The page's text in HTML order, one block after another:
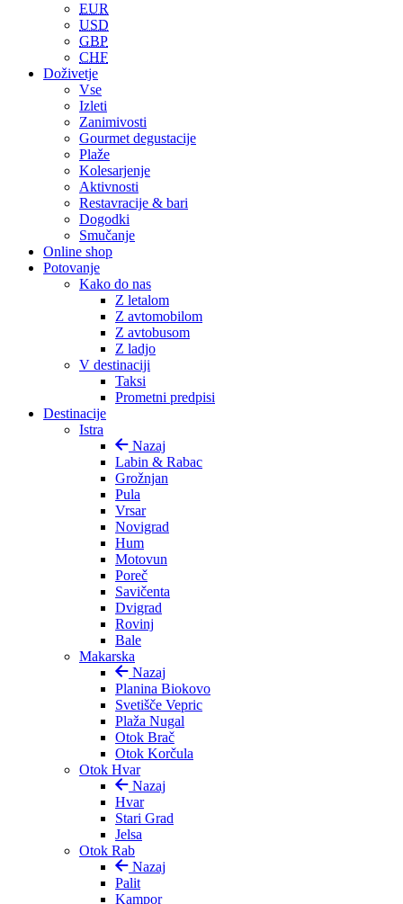
EUR
USD
GBP
CHF
Doživetje
Vse
Izleti
Zanimivosti
Gourmet degustacije
Plaže
Kolesarjenje
Aktivnosti
Restavracije & bari
Dogodki
Smučanje
Online shop
Potovanje
Kako do nas
Z letalom
Z avtomobilom
Z avtobusom
Z ladjo
V destinaciji
Taksi
Prometni predpisi
Destinacije
Istra
Nazaj
Labin & Rabac
Grožnjan
Pula
Vrsar
Novigrad
Hum
Motovun
Poreč
Savičenta
Dvigrad
Rovinj
Bale
Makarska
Nazaj
Planina Biokovo
Svetišče Vepric
Plaža Nugal
Otok Brač
Otok Korčula
Otok Hvar
Nazaj
Hvar
Stari Grad
Jelsa
Otok Rab
Nazaj
Palit
Kampor